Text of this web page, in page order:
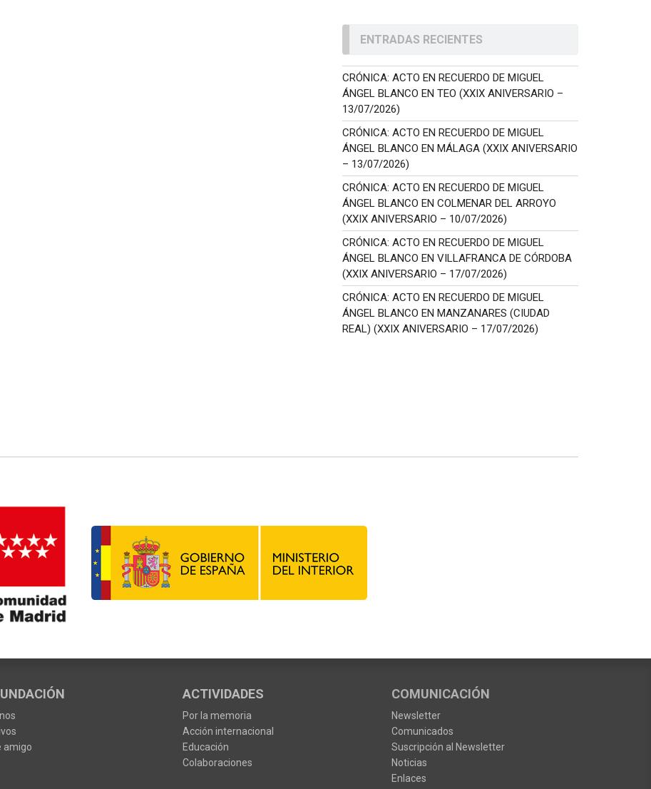
ENTRADAS RECIENTES
CRÓNICA: ACTO EN RECUERDO DE MIGUEL
ÁNGEL BLANCO EN TEO (XXIX ANIVERSARIO –
13/07/2026)
CRÓNICA: ACTO EN RECUERDO DE MIGUEL
ÁNGEL BLANCO EN MÁLAGA (XXIX ANIVERSARIO
– 13/07/2026)
CRÓNICA: ACTO EN RECUERDO DE MIGUEL
ÁNGEL BLANCO EN COLMENAR DEL ARROYO
(XXIX ANIVERSARIO – 10/07/2026)
CRÓNICA: ACTO EN RECUERDO DE MIGUEL
ÁNGEL BLANCO EN VILLAFRANCA DE CÓRDOBA
(XXIX ANIVERSARIO – 17/07/2026)
CRÓNICA: ACTO EN RECUERDO DE MIGUEL
ÁNGEL BLANCO EN MANZANARES (CIUDAD
REAL) (XXIX ANIVERSARIO – 17/07/2026)
amigo
ACTIVIDADES
Por la memoria
Acción internacional
Educación
Colaboraciones
COMUNICACIÓN
Newsletter
Comunicados
Suscripción al Newsletter
Noticias
Enlaces